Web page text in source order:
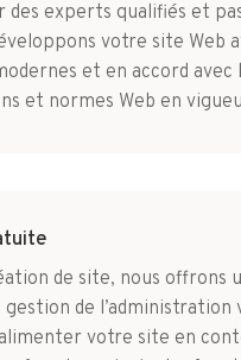
des experts qualifiés et
votre site Web
et en accord avec
et normes Web en
de site, nous offrons
gestion de l’administration
votre site en